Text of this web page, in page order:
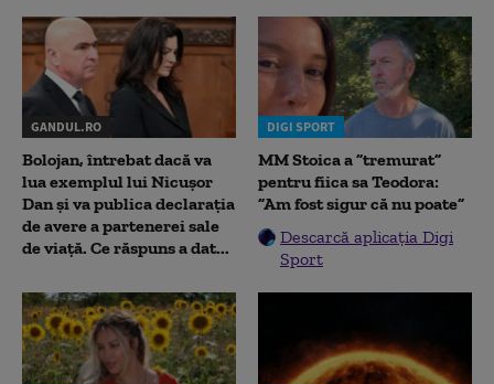
GANDUL.RO
Bolojan, întrebat dacă va
lua exemplul lui Nicușor
Dan și va publica declarația
de avere a partenerei sale
de viață. Ce răspuns a dat...
DIGI SPORT
MM Stoica a ”tremurat”
pentru fiica sa Teodora:
”Am fost sigur că nu poate”
Descarcă aplicația Digi
Sport